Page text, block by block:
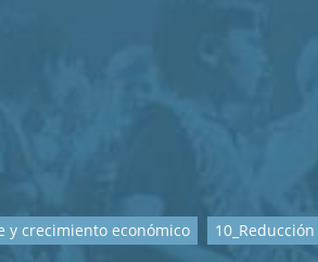
y crecimiento económico